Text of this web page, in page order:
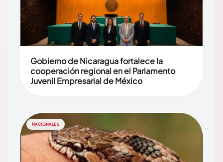
Gobierno de Nicaragua fortalece la
cooperación regional en el Parlamento
Juvenil Empresarial de México
NACIONALES